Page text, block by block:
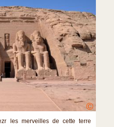
©
les merveilles de cette terre